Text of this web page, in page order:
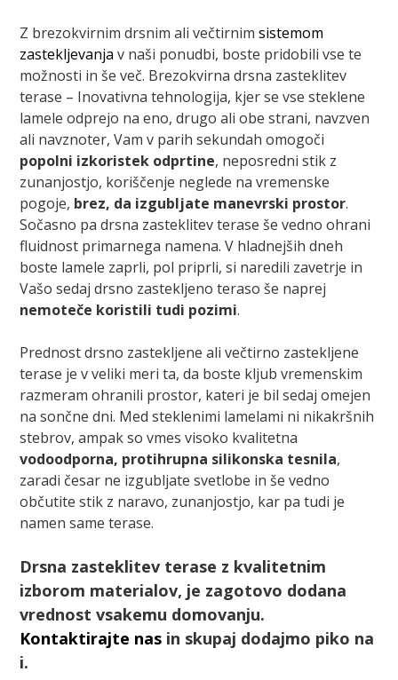
Z brezokvirnim drsnim ali večtirnimsistemom
zastekljevanja v naši ponudbi, boste pridobili vse te
možnosti in še več. Brezokvirna drsna zasteklitev
terase – Inovativna tehnologija, kjer se vse steklene
lamele odprejo na eno, drugo ali obe strani, navzven
ali navznoter, Vam v parih sekundah omogoči
popolni izkoristek odprtine, neposredni stik z
zunanjostjo, koriščenje neglede na vremenske
pogoje, brez, da izgubljate manevrski prostor.
Sočasno pa drsna zasteklitev terase še vedno ohrani
fluidnost primarnega namena. V hladnejših dneh
boste lamele zaprli, pol priprli, si naredili zavetrje in
Vašo sedaj drsno zastekljeno teraso še naprej
nemoteče koristili tudi pozimi.
Prednost drsno zastekljene ali večtirno zastekljene
terase je v veliki meri ta, da boste kljub vremenskim
razmeram ohranili prostor, kateri je bil sedaj omejen
na sončne dni. Med steklenimi lamelami ni nikakršnih
stebrov, ampak so vmes visoko kvalitetna
vodoodporna, protihrupna silikonska tesnila,
zaradi česar ne izgubljate svetlobe in še vedno
občutite stik z naravo, zunanjostjo, kar pa tudi je
namen same terase.
Drsna zasteklitev terase z kvalitetnim
izborom materialov, je zagotovo dodana
vrednost vsakemu domovanju.
Kontaktirajte nas in skupaj dodajmo piko na
i.